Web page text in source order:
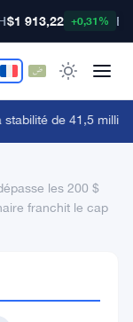
$1 913,22 +0,31%
de 41,5
les 200 $
franchit le cap